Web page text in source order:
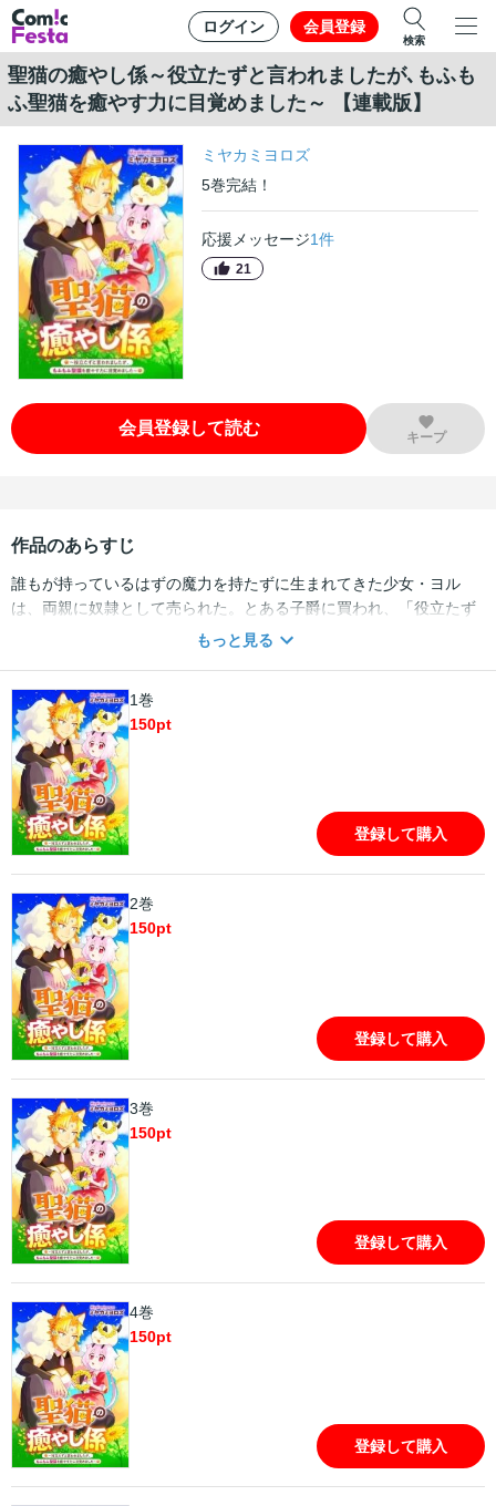
ログイン 会員登録
検索
聖猫の癒やし係～役立たずと言われましたが､もふも
ふ聖猫を癒やす力に目覚めました～ 【連載版】
ミヤカミヨロズ
5巻完結！
応援メッセージ1件
21
会員登録して読む キープ
作品のあらすじ
誰もが持っているはずの魔力を持たずに生まれてきた少女・ヨル
は、両親に奴隷として売られた。とある子爵に買われ、「役立たず
のヨル」といじめられながらも懸命にメイド見習いとして働いてい
ず”だった少女が聖猫たちをなでて癒やして幸せを掴む、もふもふで
ほっこりなシンデレラストーリー！【本商品は単話コンテンツとな
ります。単行本版と収録内容が異なる場合がございます。漫画内の
告知等は過去のものとなりますので、ご注意ください。】
もっと見る
1巻
150pt
登録して購入
2巻
150pt
登録して購入
3巻
150pt
登録して購入
4巻
150pt
登録して購入